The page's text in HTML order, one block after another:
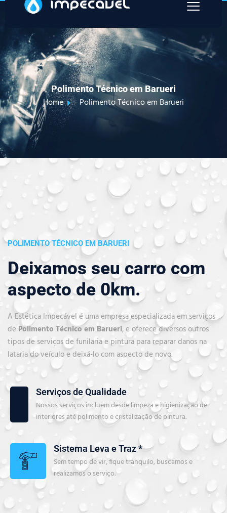
Polimento Técnico em Barueri
Home Polimento Técnico em Barueri
POLIMENTO TÉCNICO EM BARUERI
Deixamos seu carro com
aspecto de 0km.
A Estética Impecável é uma empresa especializada em serviços
de Polimento Técnico em Barueri, e oferece diversos outros
tipos de serviços de funilaria e pintura para reparar danos na
lataria do veículo e deixá-lo com aspecto de novo.
Serviços de Qualidade
Nossos serviços incluem desde limpeza e higienização de
interiores até polimento e cristalização de pintura.
Sistema Leva e Traz *
Sem tempo de vir, fique tranquilo, buscamos e
realizamos o serviço.